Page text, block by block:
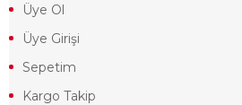
Üye Ol
Üye Girişi
Sepetim
Kargo Takip